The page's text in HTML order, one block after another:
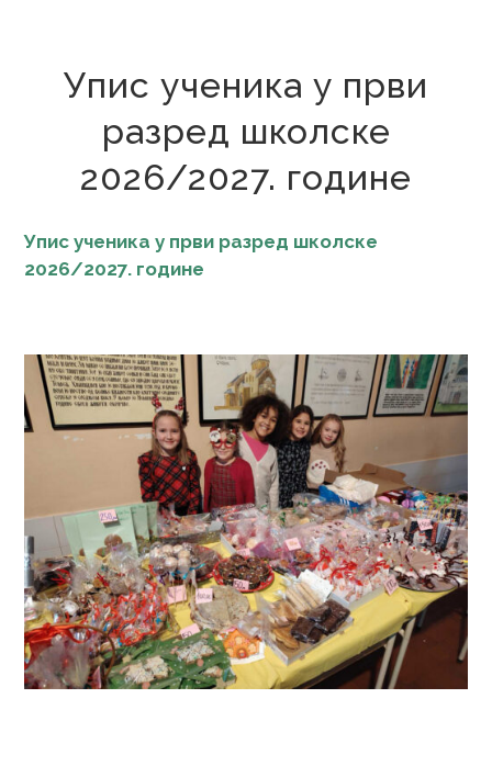
Упис ученика у први
разред школске
2026/2027. године
Упис ученика у први разред школске
2026/2027. године